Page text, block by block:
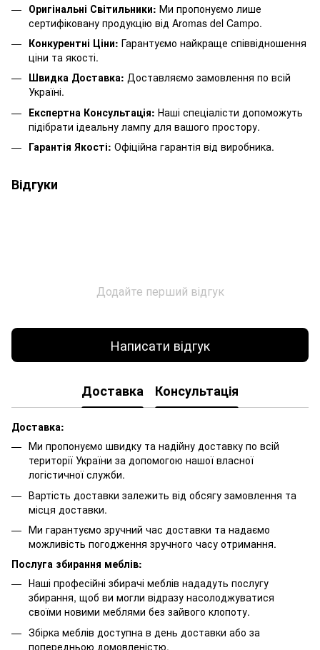
Оригінальні Світильники: Ми пропонуємо лише
сертифіковану продукцію від Aromas del Campo.
Конкурентні Ціни: Гарантуємо найкраще співвідношення
ціни та якості.
Швидка Доставка: Доставляємо замовлення по всій
Україні.
Експертна Консультація: Наші спеціалісти допоможуть
підібрати ідеальну лампу для вашого простору.
Гарантія Якості: Офіційна гарантія від виробника.
Відгуки
Додайте перший відгук
Написати відгук
Доставка Консультація
Доставка:
Ми пропонуємо швидку та надійну доставку по всій
території України за допомогою нашої власної
логістичної служби.
Вартість доставки залежить від обсягу замовлення та
місця доставки.
Ми гарантуємо зручний час доставки та надаємо
можливість погодження зручного часу отримання.
Послуга збирання меблів:
Наші професійні збирачі меблів нададуть послугу
збирання, щоб ви могли відразу насолоджуватися
своїми новими меблями без зайвого клопоту.
Збірка меблів доступна в день доставки або за
попередньою домовленістю.